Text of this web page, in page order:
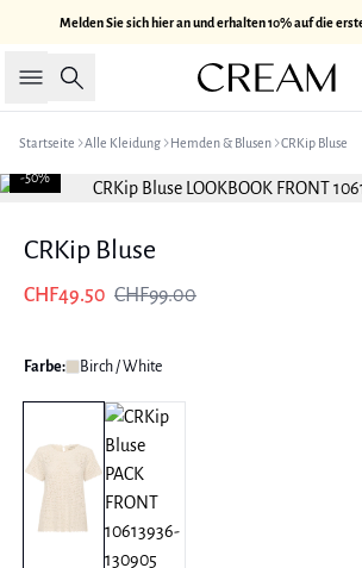
Melden Sie sich hier an und erhalten 10% auf die
Suche
Startseite Alle Kleidung Hemden & Blusen CRKip Bluse
-50%
CRKip Bluse
CHF49.50 CHF99.00
Farbe: Birch / White